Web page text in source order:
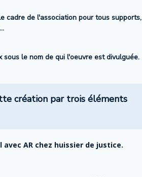
cadre de l'association pour tous supports,
le nom de qui l'oeuvre est divulguée.
création par trois éléments
AR chez huissier de justice.